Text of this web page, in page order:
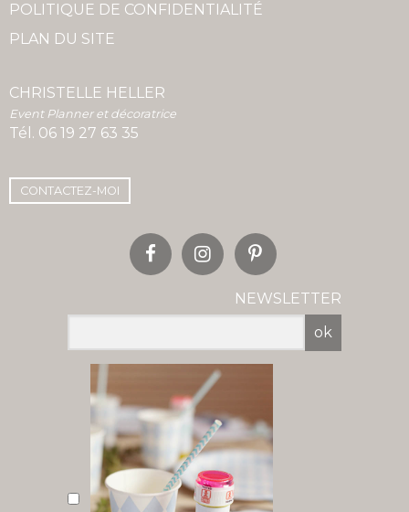
POLITIQUE DE CONFIDENTIALITÉ
PLAN DU SITE
CHRISTELLE HELLER
Event Planner et décoratrice
Tél. 06 19 27 63 35
CONTACTEZ-MOI
NEWSLETTER
ok